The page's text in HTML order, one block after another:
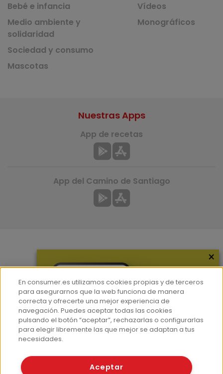
Bebé e infancia
Medio ambiente y
solidaridad
Sociedad y consumo
Mascotas
Vídeos
Monográficos
Hemeroteca
Contacto
Prensa
Corpus Lingüístico Consumer
Nuestras Apps
App de recetas
App del Camino de Santiago
© Fundación EROSKI
×
En consumer.es utilizamos cookies propias y de terceros
para asegurarnos que la web funciona de manera
correcta y ofrecerte una mejor experiencia de
navegación. Puedes aceptar todas las cookies
pulsando el botón “aceptar”, rechazarlas o configurarlas
para elegir libremente las que mejor se adaptan a tus
necesidades.
Aceptar